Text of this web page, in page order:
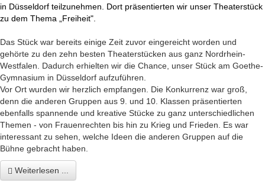
in Düsseldorf teilzunehmen. Dort präsentierten wir unser Theaterstück
zu dem Thema „Freiheit".
Das Stück war bereits einige Zeit zuvor eingereicht worden und
gehörte zu den zehn besten Theaterstücken aus ganz Nordrhein-
Westfalen. Dadurch erhielten wir die Chance, unser Stück am Goethe-
Gymnasium in Düsseldorf aufzuführen.
Vor Ort wurden wir herzlich empfangen. Die Konkurrenz war groß,
denn die anderen Gruppen aus 9. und 10. Klassen präsentierten
ebenfalls spannende und kreative Stücke zu ganz unterschiedlichen
Themen - von Frauenrechten bis hin zu Krieg und Frieden. Es war
interessant zu sehen, welche Ideen die anderen Gruppen auf die
Bühne gebracht haben.
Weiterlesen ...